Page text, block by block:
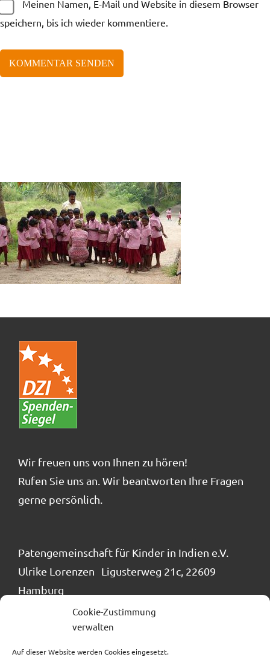
Cookie-Zustimmung
verwalten
Auf dieser Website werden Cookies eingesetzt.
Meinen Namen, E-Mail und Website in diesem Browser
speichern, bis ich wieder kommentiere.
Wir freuen uns von Ihnen zu hören!
Rufen Sie uns an. Wir beantworten Ihre Fragen
gerne persönlich.
Patengemeinschaft für Kinder in Indien e.V.
Ulrike Lorenzen Ligusterweg 21c, 22609
Hamburg
Tel.: 040 / 866 24 884
info@patengemeinschaft.de